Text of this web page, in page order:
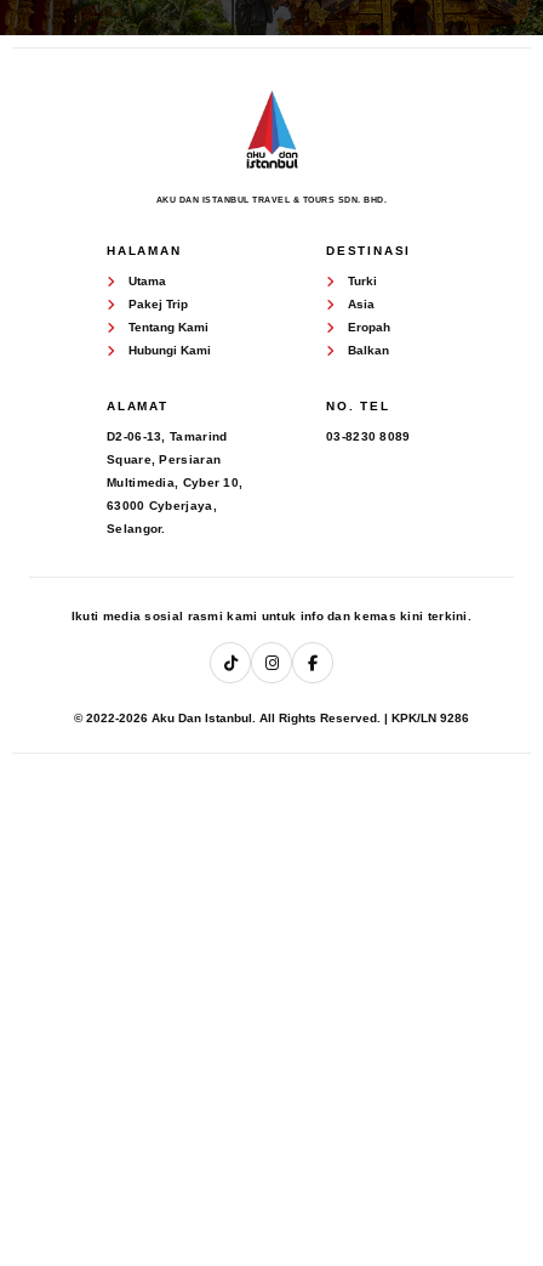
AKU DAN ISTANBUL TRAVEL & TOURS SDN. BHD.
HALAMAN
Utama
Pakej Trip
Tentang Kami
Hubungi Kami
DESTINASI
Turki
Asia
Eropah
Balkan
ALAMAT
D2-06-13, Tamarind
Square, Persiaran
Multimedia, Cyber 10,
63000 Cyberjaya,
Selangor.
NO. TEL
03-8230 8089
Ikuti media sosial rasmi kami untuk info dan kemas kini terkini.
© 2022-2026 Aku Dan Istanbul. All Rights Reserved. | KPK/LN 9286